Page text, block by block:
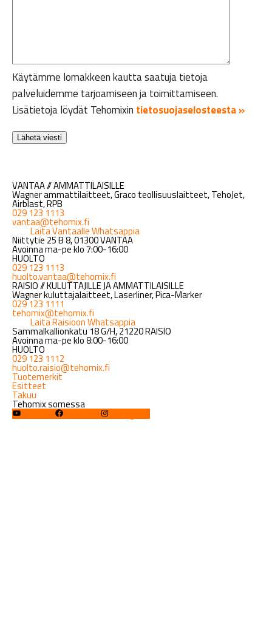
Käytämme lomakkeen kautta saatuja tietoja
palveluidemme tarjoamiseen ja toimittamiseen.
Lisätietoja löydät Tehomixin tietosuojaselosteesta »
VANTAA // AMMATTILAISILLE
Wagner ammattilaitteet, Graco teollisuuslaitteet, TehoJet,
Airblast, RPB
029 123 1113
vantaa@tehomix.fi
Laita Vantaalle Whatsappia
Niittytie 25 B 8, 01300 VANTAA
Avoinna ma-pe klo 7:00-16:00
HUOLTO
029 123 1113
huolto.vantaa@tehomix.fi
RAISIO // KULUTTAJILLE JA AMMATTILAISILLE
Wagner kuluttajalaitteet, Laserliner, Pica-Marker
029 123 1111
tehomix@tehomix.fi
Laita Raisioon Whatsappia
Sammalkallionkatu 18 G/H, 21220 RAISIO
Avoinna ma-pe klo 8:00-16:00
HUOLTO
029 123 1112
huolto.raisio@tehomix.fi
Tuotemerkit
Esitteet
Takuu
Tehomix somessa